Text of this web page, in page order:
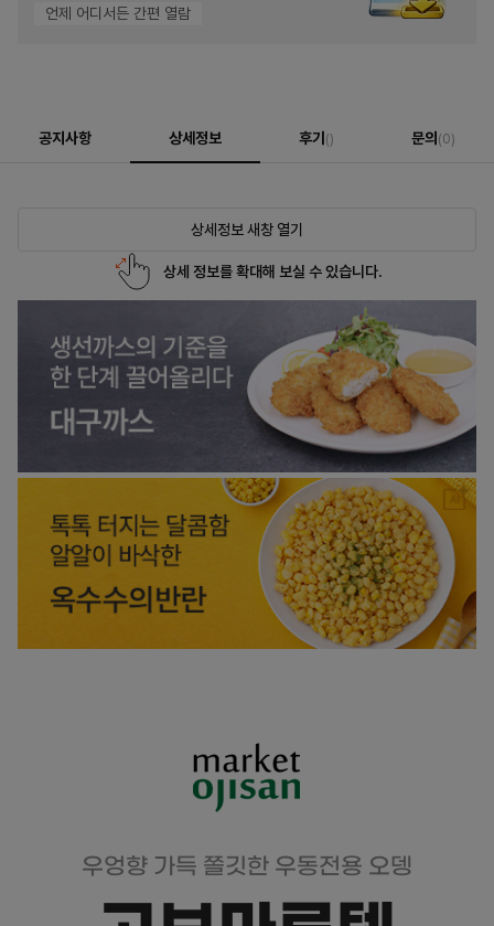
언제 어디서든 간편 열람
공지사항 상세정보 후기 () 문의 (0)
상세정보 새창 열기
상세 정보를 확대해 보실 수 있습니다.
우엉향 가득 쫄깃한 우동전용 오뎅